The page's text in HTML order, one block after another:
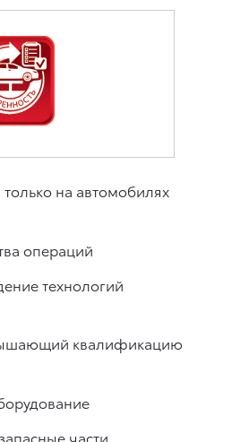
на автомобилях
операций
технологий
квалификацию
части